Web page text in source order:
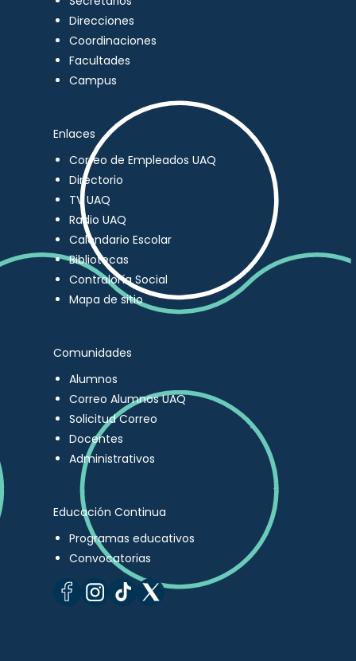
Direcciones
Coordinaciones
Facultades
Campus
Enlaces
Correo de Empleados UAQ
Directorio
TV UAQ
Radio UAQ
Calendario Escolar
Bibliotecas
Contraloría Social
Mapa de sitio
Comunidades
Alumnos
Correo Alumnos UAQ
Solicitud Correo
Docentes
Administrativos
Educación Continua
Programas educativos
Convocatorias